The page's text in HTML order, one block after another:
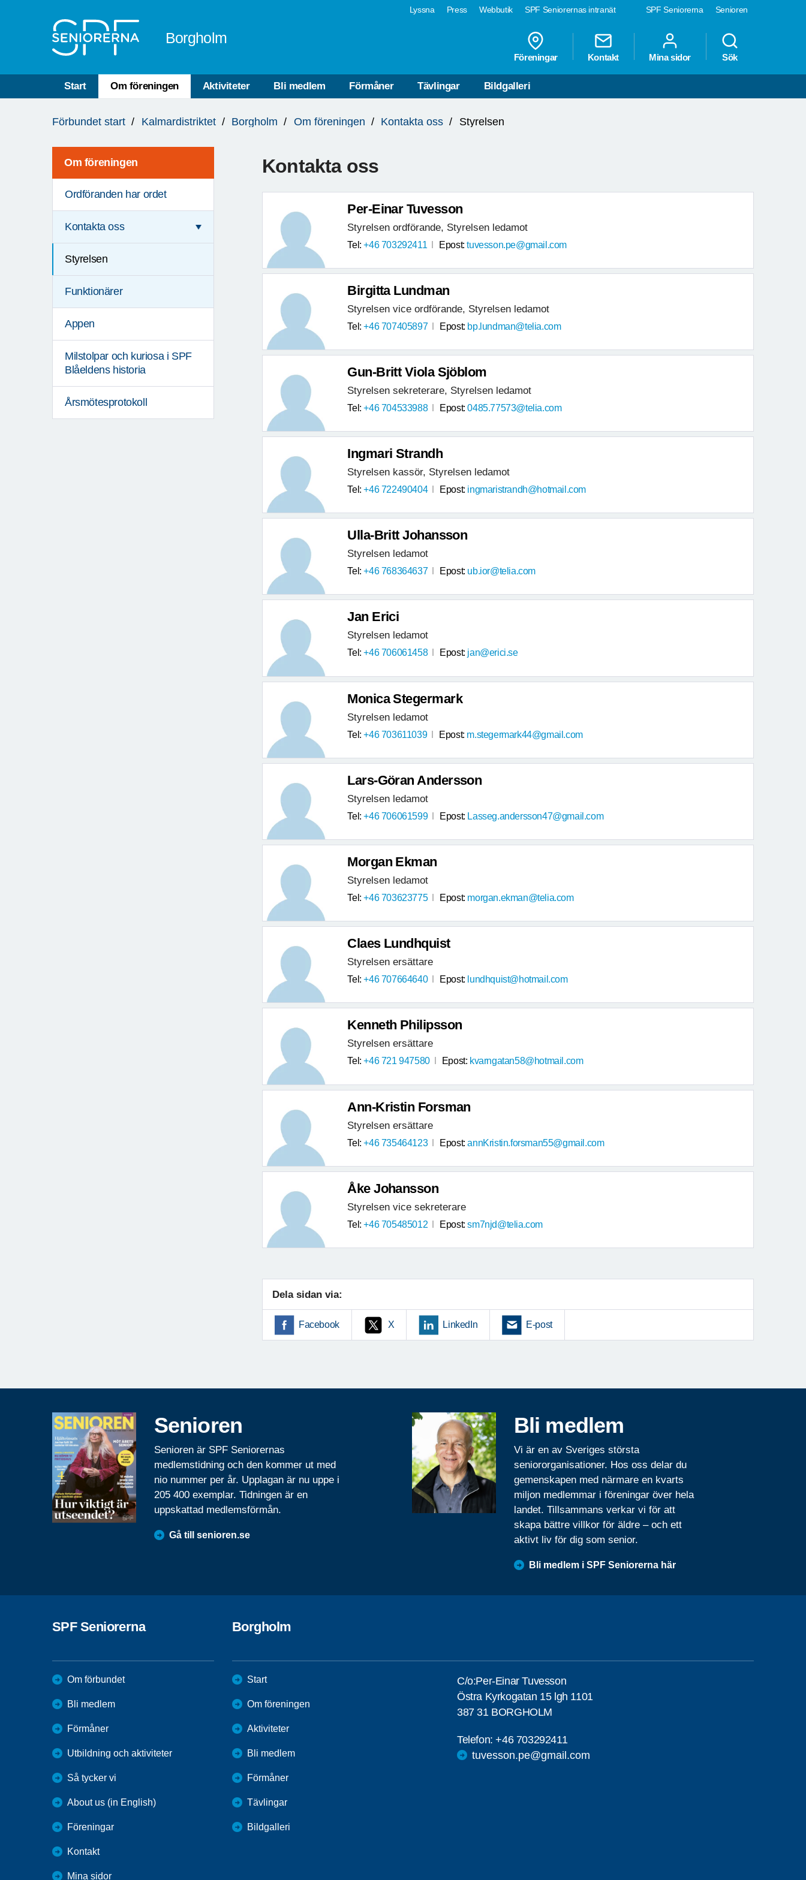
SPF Seniorerna Senioren
Lyssna Press Webbutik SPF Seniorernas intranät
Borgholm
Föreningar Kontakt Mina sidor Sök
Start Om föreningen Aktiviteter Bli medlem Förmåner Tävlingar Bildgalleri
är
Förbundet start Kalmardistriktet Borgholm Om föreningen Kontakta oss Styrelsen
Om föreningen
Ordföranden har ordet
Kontakta oss
Styrelsen
Funktionärer
Appen
Milstolpar och kuriosa i SPF
Blåeldens historia
Årsmötesprotokoll
Kontakta oss
Per-Einar Tuvesson
Styrelsen ordförande, Styrelsen ledamot
Tel:+46 703292411 Epost:tuvesson.pe@gmail.com
Birgitta Lundman
Styrelsen vice ordförande, Styrelsen ledamot
Tel:+46 707405897 Epost: bp.lundman@telia.com
Gun-Britt Viola Sjöblom
Styrelsen sekreterare, Styrelsen ledamot
Tel:+46 704533988 Epost:0485.77573@telia.com
Ingmari Strandh
Styrelsen kassör, Styrelsen ledamot
Tel:+46 722490404 Epost: ingmaristrandh@hotmail.com
Ulla-Britt Johansson
Styrelsen ledamot
Tel:+46 768364637 Epost: ub.ior@telia.com
Jan Erici
Styrelsen ledamot
Tel:+46 706061458 Epost: jan@erici.se
Monica Stegermark
Styrelsen ledamot
Tel:+46 703611039 Epost: m.stegermark44@gmail.com
Lars-Göran Andersson
Styrelsen ledamot
Tel:+46 706061599 Epost: Lasseg.andersson47@gmail.com
Morgan Ekman
Styrelsen ledamot
Tel:+46 703623775 Epost: morgan.ekman@telia.com
Claes Lundhquist
Styrelsen ersättare
Tel:+46 707664640 Epost: lundhquist@hotmail.com
Kenneth Philipsson
Styrelsen ersättare
Tel:+46 721 947580 Epost: kvarngatan58@hotmail.com
Ann-Kristin Forsman
Styrelsen ersättare
Tel:+46 735464123 Epost:annKristin.forsman55@gmail.com
Åke Johansson
Styrelsen vice sekreterare
Tel:+46 705485012 Epost:sm7njd@telia.com
Dela sidan via:
Facebook X LinkedIn E-post
Senioren
Senioren är SPF Seniorernas
medlemstidning och den kommer ut med
nio nummer per år. Upplagan är nu uppe i
205 400 exemplar. Tidningen är en
uppskattad medlemsförmån.
Gå till senioren.se
Bli medlem
Vi är en av Sveriges största
seniororganisationer. Hos oss delar du
gemenskapen med närmare en kvarts
miljon medlemmar i föreningar över hela
landet. Tillsammans verkar vi för att
skapa bättre villkor för äldre – och ett
aktivt liv för dig som senior.
Bli medlem i SPF Seniorerna här
SPF Seniorerna
Om förbundet
Bli medlem
Förmåner
Utbildning och aktiviteter
Så tycker vi
About us (in English)
Föreningar
Kontakt
Mina sidor
Borgholm
Start
Om föreningen
Aktiviteter
Bli medlem
Förmåner
Tävlingar
Bildgalleri
C/o:Per-Einar Tuvesson
Östra Kyrkogatan 15 lgh 1101
387 31 BORGHOLM
Telefon:+46 703292411
tuvesson.pe@gmail.com